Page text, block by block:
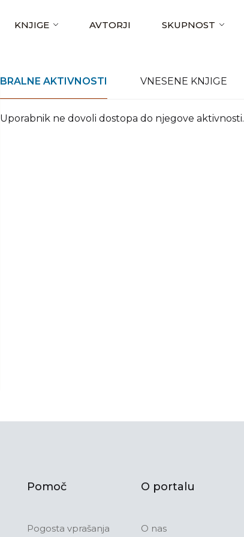
KNJIGE AVTORJI SKUPNOST
BRALNE AKTIVNOSTI VNESENE KNJIGE
Uporabnik ne dovoli dostopa do njegove aktivnosti.
Pomoč
Pogosta vprašanja
O portalu
O nas